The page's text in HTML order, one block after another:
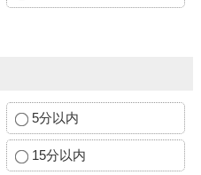
5分以内
15分以内